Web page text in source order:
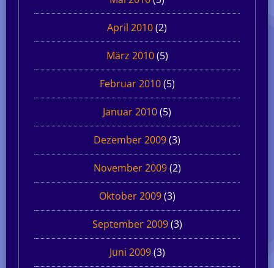
April 2010(2)
März 2010(5)
Februar 2010(5)
Januar 2010(5)
Dezember 2009(3)
November 2009(2)
Oktober 2009(3)
September 2009(3)
Juni 2009(3)